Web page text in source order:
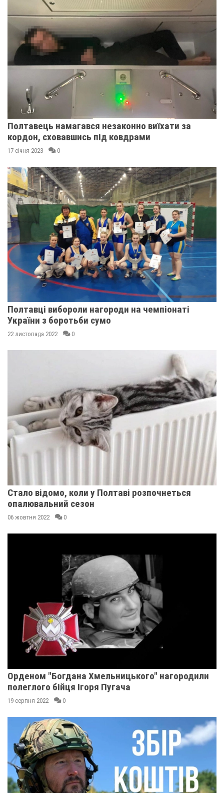
Полтавець намагався незаконно виїхати за
кордон, сховавшись під ковдрами
17 січня 2023 0
Полтавці вибороли нагороди на чемпіонаті
України з боротьби сумо
22 листопада 2022 0
Стало відомо, коли у Полтаві розпочнеться
опалювальний сезон
06 жовтня 2022 0
Орденом "Богдана Хмельницького" нагородили
полеглого бійця Ігоря Пугача
19 серпня 2022 0